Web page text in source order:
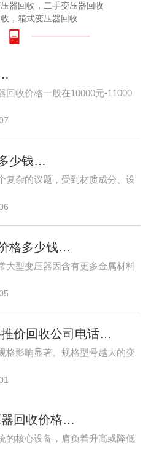
器回收，二手变压器回收
，箱式变压器回收
回收价格一般在10000元-11000
少钱…
杂的议题，受到材质成分、设
格多少钱…
型变压器因含有更多金属材料
价回收公司电话…
影响显著。规格型号越大的变
器回收价格…
核心设备，肩负着升高或降低